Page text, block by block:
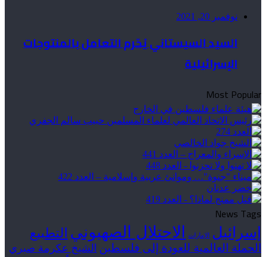
نوفمبر 20, 2021
السيد السيستاني يُحّرم التعامل بالمنتوجات
الإسرائيلية
Most Popular
News Tags
إسرائيل الإمارات الاحتلال الصهيوني التطبيع
الحملة العالمية للعودة إلى فلسطين الشيخ عكرمة صبري